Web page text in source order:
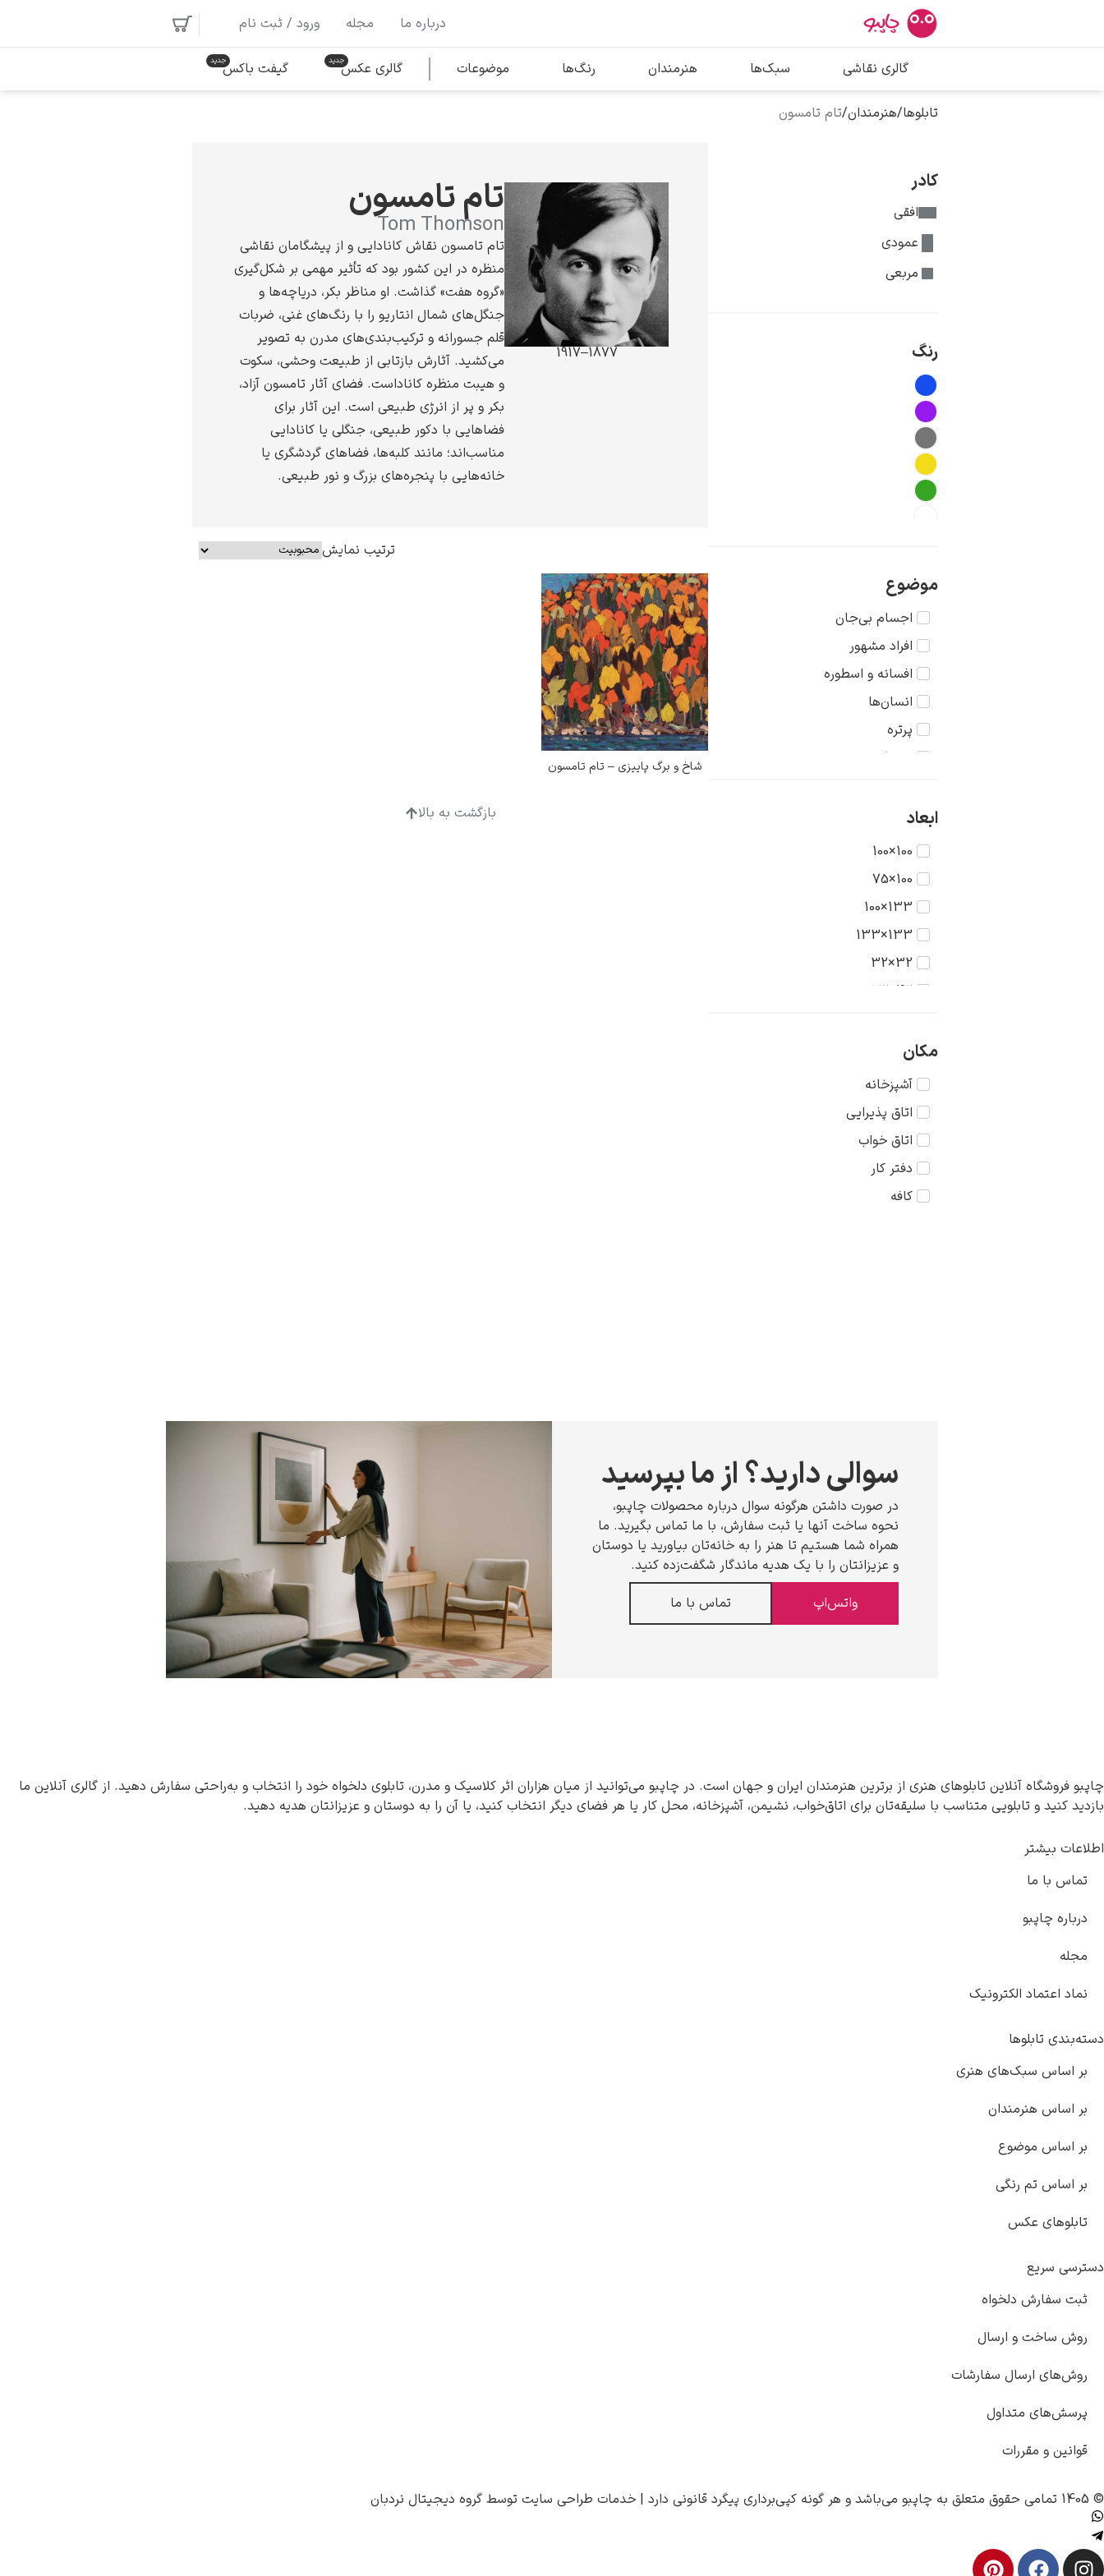
بیشترین جستجوها
پیکاسو
تابلو بوسه
محبوب‌ترین هنرمندان
ونسان ون گوگ
کامی پیسارو
ادوارد هاپر
درباره ما مجله ورود / ثبت نام
گالری نقاشی سبک‌ها هنرمندان رنگ‌ها موضوعات گالری عکس گیفت باکس
تابلوها/هنرمندان/تام تامسون
کادر
افقی
عمودی
مربعی
رنگ
موضوع
اجسام بی‌جان
افراد مشهور
افسانه و اسطوره
انسان‌ها
پرتره
تاریخ
حیوانات
دریا
دورنما
دوشیزگان
رنگ‌ها
روستا
سکون
عشق
غرب وحشی
کودک
مذهبی
منظره
ابعاد
100×100
100×75
133×100
133×133
32×32
42×32
56×42
56×56
75×56
75×75
مکان
آشپزخانه
اتاق پذیرایی
اتاق خواب
دفتر کار
کافه
1877–1917
تام تامسون
Tom Thomson
تام تامسون نقاش کانادایی و از پیشگامان نقاشی
منظره در این کشور بود که تأثیر مهمی بر شکل‌گیری
«گروه هفت» گذاشت. او مناظر بکر، دریاچه‌ها و
جنگل‌های شمال انتاریو را با رنگ‌های غنی، ضربات
قلم جسورانه و ترکیب‌بندی‌های مدرن به تصویر
می‌کشید. آثارش بازتابی از طبیعت وحشی، سکوت
و هیبت منظره کاناداست. فضای آثار تامسون آزاد،
بکر و پر از انرژی طبیعی است. این آثار برای
فضاهایی با دکور طبیعی، جنگلی یا کانادایی
مناسب‌اند؛ مانند کلبه‌ها، فضاهای گردشگری یا
خانه‌هایی با پنجره‌های بزرگ و نور طبیعی.
ترتیب نمایش
شاخ و برگ پاییزی – تام تامسون
بازگشت به بالا
سوالی دارید؟ از ما بپرسید
در صورت داشتن هرگونه سوال درباره محصولات چاپبو،
نحوه ساخت آنها یا ثبت سفارش، با ما تماس بگیرید. ما
همراه شما هستیم تا هنر را به خانه‌تان بیاورید یا دوستان
و عزیزانتان را با یک هدیه ماندگار شگفت‌زده کنید.
واتس‌اپ
تماس با ما
چاپبو فروشگاه آنلاین تابلوهای هنری از برترین هنرمندان ایران و جهان است. در چاپبو می‌توانید از میان هزاران اثر کلاسیک و مدرن، تابلوی دلخواه خود را انتخاب و به‌راحتی سفارش دهید. از گالری آنلاین ما
بازدید کنید و تابلویی متناسب با سلیقه‌تان برای اتاق‌خواب، نشیمن، آشپزخانه، محل کار یا هر فضای دیگر انتخاب کنید، یا آن را به دوستان و عزیزانتان هدیه دهید.
اطلاعات بیشتر
تماس با ما
درباره چاپبو
مجله
نماد اعتماد الکترونیک
دسته‌بندی تابلوها
بر اساس سبک‌های هنری
بر اساس هنرمندان
بر اساس موضوع
بر اساس تم رنگی
تابلوهای عکس
دسترسی سریع
ثبت سفارش دلخواه
روش ساخت و ارسال
روش‌های ارسال سفارشات
پرسش‌های متداول
قوانین و مقررات
© 1405 تمامی حقوق متعلق به چاپبو می‌باشد و هر گونه کپی‌برداری پیگرد قانونی دارد | خدمات طراحی سایت توسط گروه دیجیتال نردبان